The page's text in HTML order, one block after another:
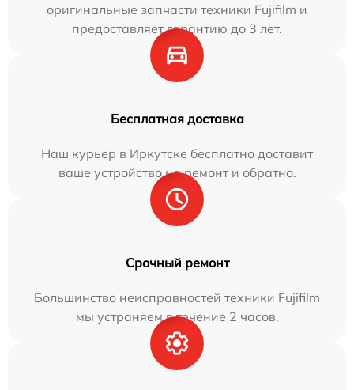
оригинальные запчасти техники Fujifilm и
предоставляет гарантию до 3 лет.
Бесплатная доставка
Наш курьер в Иркутске бесплатно доставит
ваше устройство на ремонт и обратно.
Срочный ремонт
Большинство неисправностей техники Fujifilm
мы устраняем в течение 2 часов.